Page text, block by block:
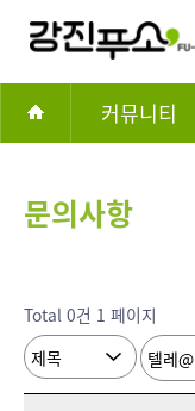
커뮤니티
문의사항
Total 0건 1 페이지